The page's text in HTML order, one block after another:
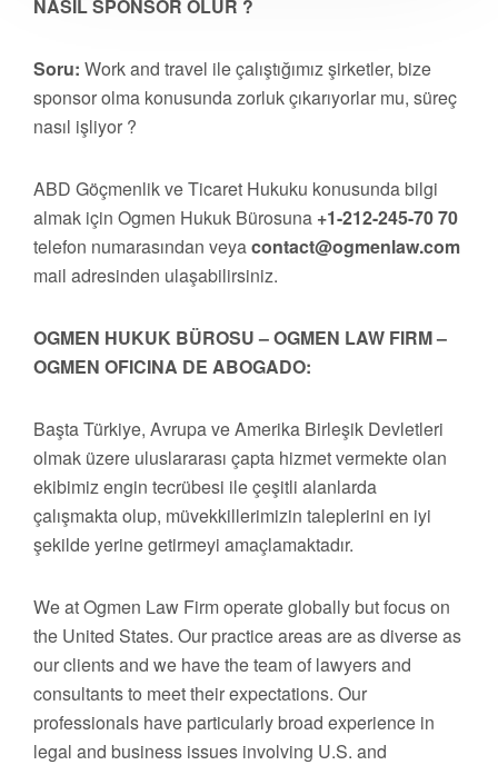
NASIL SPONSOR OLUR ?
Soru: Work and travel ile çalıştığımız şirketler, bize
sponsor olma konusunda zorluk çıkarıyorlar mu, süreç
nasıl işliyor ?
ABD Göçmenlik ve Ticaret Hukuku konusunda bilgi
almak için Ogmen Hukuk Bürosuna +1-212-245-70 70
telefon numarasından veyacontact@ogmenlaw.com
mail adresinden ulaşabilirsiniz.
OGMEN HUKUK BÜROSU – OGMEN LAW FIRM –
OGMEN OFICINA DE ABOGADO:
Başta Türkiye, Avrupa ve Amerika Birleşik Devletleri
olmak üzere uluslararası çapta hizmet vermekte olan
ekibimiz engin tecrübesi ile çeşitli alanlarda
çalışmakta olup, müvekkillerimizin taleplerini en iyi
şekilde yerine getirmeyi amaçlamaktadır.
We at Ogmen Law Firm operate globally but focus on
the United States. Our practice areas are as diverse as
our clients and we have the team of lawyers and
consultants to meet their expectations. Our
professionals have particularly broad experience in
legal and business issues involving U.S. and